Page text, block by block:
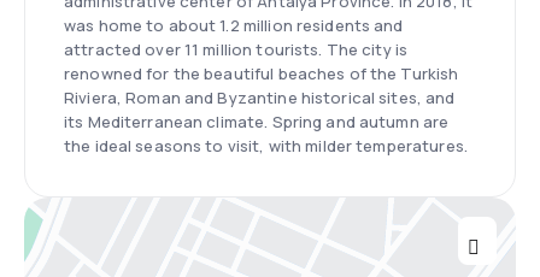
was home to about 1.2 million residents and
attracted over 11 million tourists. The city is
renowned for the beautiful beaches of the Turkish
Riviera, Roman and Byzantine historical sites, and
its Mediterranean climate. Spring and autumn are
the ideal seasons to visit, with milder temperatures.